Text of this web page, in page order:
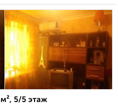
5/5 этаж